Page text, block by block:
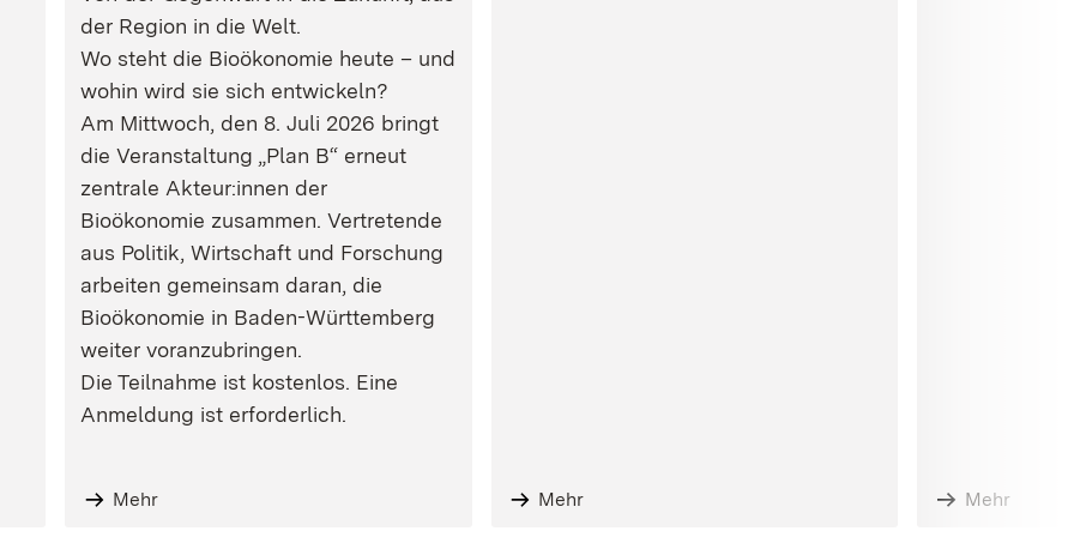
der Region in die Welt.
Wo steht die Bioökonomie heute – und
wohin wird sie sich entwickeln?
Am Mittwoch, den 8. Juli 2026 bringt
die Veranstaltung „Plan B“ erneut
zentrale Akteur:innen der
Bioökonomie zusammen. Vertretende
aus Politik, Wirtschaft und Forschung
arbeiten gemeinsam daran, die
Bioökonomie in Baden-Württemberg
weiter voranzubringen.
Die Teilnahme ist kostenlos. Eine
Anmeldung ist erforderlich.
Mehr Mehr Mehr